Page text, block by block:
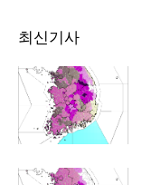
최신기사